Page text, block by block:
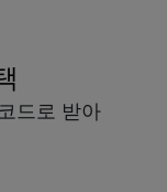
드로 받아